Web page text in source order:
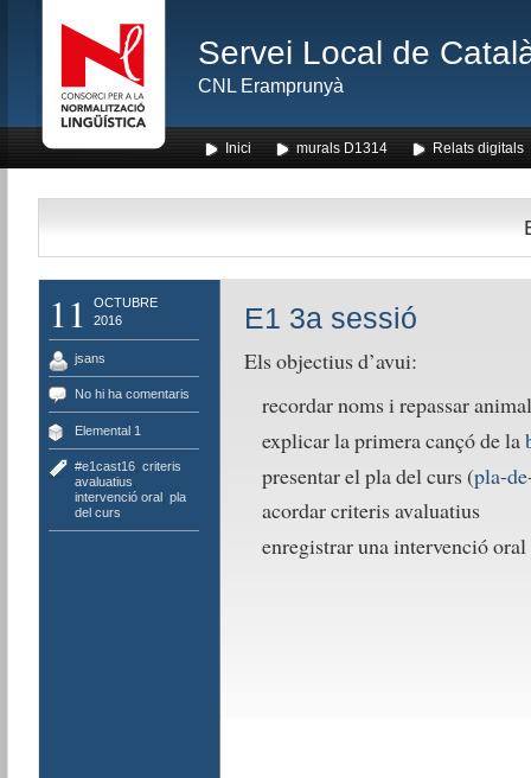
Servei Local de
CNL Eramprunyà
Inici murals D1314 Relats digitals
11
OCTUBRE
2016
jsans
No hi ha comentaris
Elemental 1
#e1cast16, criteris
avaluatius
intervenció oral, pla
del curs
E1 3a sessió
Els objectius d’avui:
recordar noms i repassar
explicar la primera cançó de la
presentar el pla del curs (pla-
acordar criteris avaluatius
enregistrar una intervenció oral